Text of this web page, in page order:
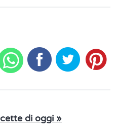
di oggi »